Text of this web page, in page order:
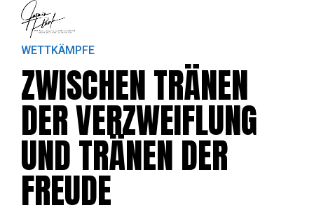
WETTKÄMPFE
ZWISCHEN TRÄNEN
DER VERZWEIFLUNG
UND TRÄNEN DER
FREUDE